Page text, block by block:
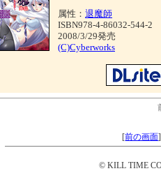
属性： 退魔師
ISBN978-4-86032-544-2
2008/3/29発売
(C)Cyberworks
[前の画面
© KILL TIME